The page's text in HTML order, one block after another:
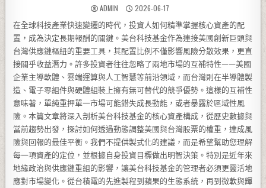
AUTHOR:
ADMIN PUBLISHED DATE:
2026-06-17
在全球科技產業快速變遷的時代，投資人如何精準掌握核心資產的配
置，成為決定長期報酬的關鍵。美台科技基金作為連接美國創新巨頭與
台灣供應鏈樞紐的重要工具，其配置比例不僅影響風險分散效果，更直
接關乎收益潛力。許多投資者往往忽略了兩地市場的互補特性——美國
企業主導軟體、雲端運算與人工智慧等前沿領域，而台灣則在半導體製
造、電子零組件與硬體組裝上擁有無可替代的競爭優勢。這樣的互補性
意味著，單純重押單一市場可能錯失成長動能，或者暴露於區域性風
險。本篇文章將深入剖析美台科技基金的核心資產構成，從歷史數據與
當前趨勢出發，探討如何透過動態調整美國與台灣股票的權重，達成風
險與回報的最佳平衡。我們不提供製式化的建議，而是希望幫助您理解
每一項資產的定位，並根據自身投資目標做出明智決策。特別是近年來
地緣政治與供應鏈重組的影響，讓美台科技基金的管理者必須更靈活地
應對市場變化。從台積電的先進製程到蘋果的生態系統，再到微軟與輝